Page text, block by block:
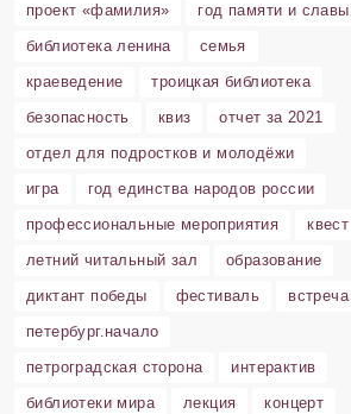
проект «фамилия»
год памяти и славы
библиотека ленина
семья
краеведение
троицкая библиотека
безопасность
квиз
отчет за 2021
отдел для подростков и молодёжи
игра
год единства народов россии
профессиональные мероприятия
квест
летний читальный зал
образование
диктант победы
фестиваль
встреча
петербург.начало
петроградская сторона
интерактив
библиотеки мира
лекция
концерт